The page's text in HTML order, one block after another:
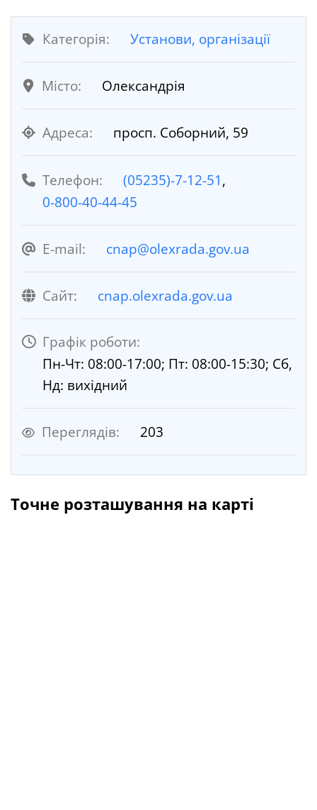
Категорія: Установи, організації
Місто: Олександрія
Адреса: просп. Соборний, 59
Телефон: (05235)-7-12-51,
0-800-40-44-45
E-mail: cnap@olexrada.gov.ua
Cайт: cnap.olexrada.gov.ua
Графік роботи:
Пн-Чт: 08:00-17:00; Пт: 08:00-15:30; Сб,
Нд: вихідний
Переглядів: 203
Точне розташування на карті